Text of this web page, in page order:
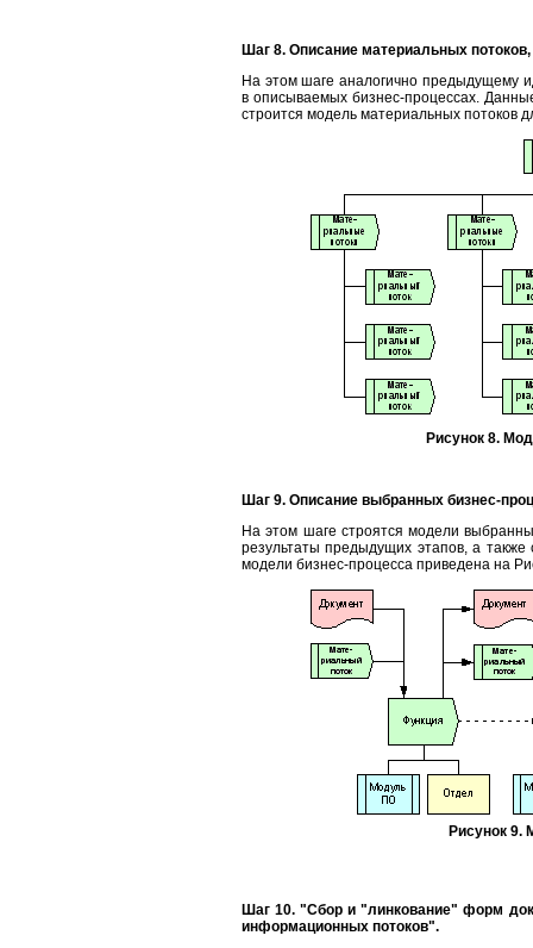
Шаг 8. Описание материальных
На этом шаге аналогично предыдущему
в описываемых бизнес-процессах.
строится модель материальных потоков
Рисунок 8.
Шаг 9. Описание выбранных бизнес-
На этом шаге строятся модели
результаты предыдущих этапов, а
модели бизнес-процесса приведена на
Рисунок 9.
Шаг 10. "Сбор и "линкование" форм
информационных потоков".